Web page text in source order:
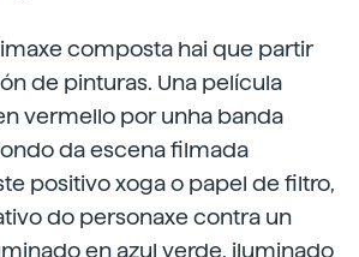
composta hai que partir
de pinturas. Una película
vermello por unha banda
da escena filmada
positivo xoga o papel de filtro,
do personaxe contra un
en azul verde, iluminado